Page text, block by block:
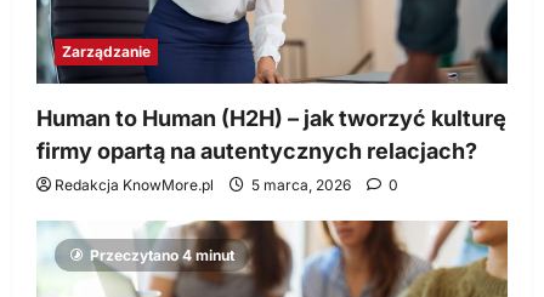
Zarządzanie
Human to Human (H2H) – jak tworzyć kulturę
firmy opartą na autentycznych relacjach?
Redakcja KnowMore.pl 5 marca, 2026 0
Przeczytano 4 minut